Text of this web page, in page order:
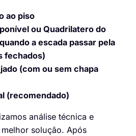
ao piso
ou Quadrilatero do
a escada passar pela
fechados)
(com ou sem chapa
(recomendado)
análise técnica e
solução. Após